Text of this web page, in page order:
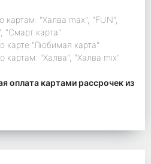
картам: "Халва max", "FUN",
"Смарт карта"
карте "Любимая карта"
картам: "Халва", "Халва mix"
оплата картами рассрочек из